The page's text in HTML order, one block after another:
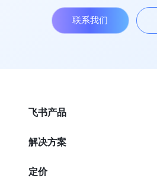
联系我们
飞书产品
解决方案
定价